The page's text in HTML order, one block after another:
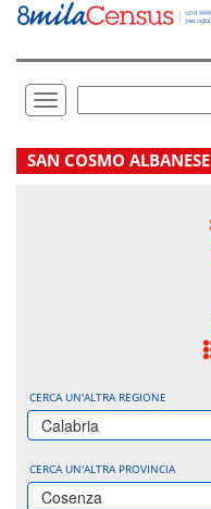
Vai
direttamente
Toggle
navigation
.
SAN COSMO ALBANESE
CERCA UN'ALTRA REGIONE
Calabria
CERCA UN'ALTRA PROVINCIA
Cosenza